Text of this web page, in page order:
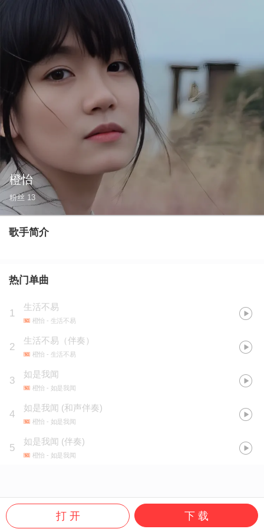
橙怡
粉丝 13
歌手简介
热门单曲
1
生活不易
橙怡 - 生活不易
2
生活不易（伴奏）
橙怡 - 生活不易
3
如是我闻
橙怡 - 如是我闻
4
如是我闻 (和声伴奏)
橙怡 - 如是我闻
5
如是我闻 (伴奏)
橙怡 - 如是我闻
打 开 下 载